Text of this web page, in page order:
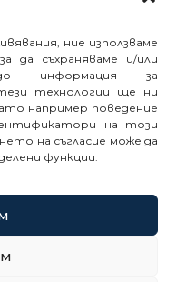
ние използваме
да съхраняваме и/или
информация за
технологии ще ни
например поведение
на този
на съгласие може да
функции.